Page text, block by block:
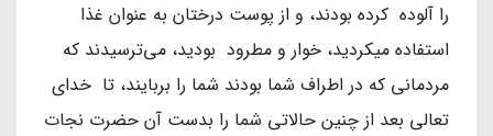
را آلوده کرده بودند، و از پوست درختان به عنوان غذا
استفاده میکردید، خوار و مطرود بودید، می‌ترسیدند که
مردمانی که در اطراف شما بودند شما را بربایند، تا خدای
تعالی بعد از چنین حالاتی شما را بدست آن حضرت نجات